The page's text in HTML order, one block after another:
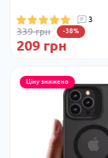
3
339 грн -38%
209 грн
Ціну знижено